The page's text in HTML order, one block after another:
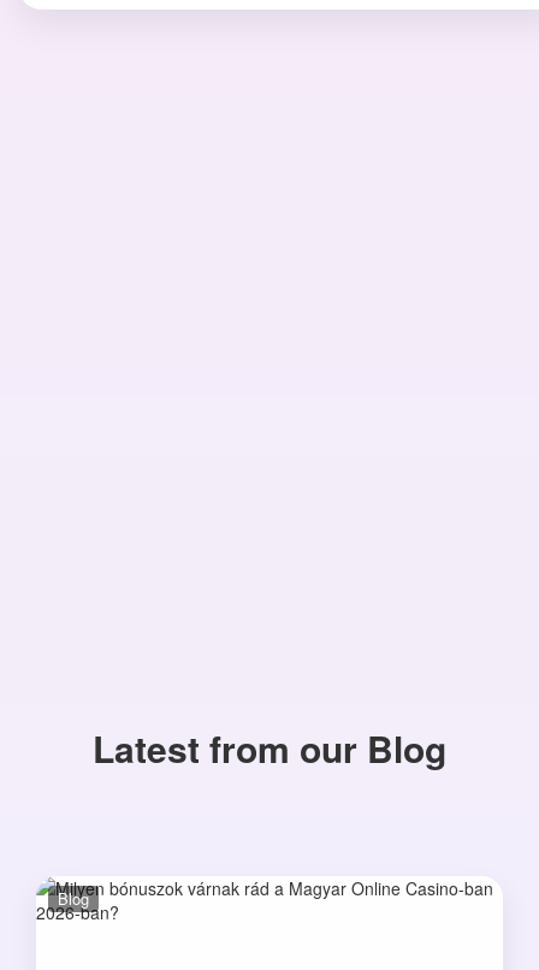
Latest from our Blog
Blog